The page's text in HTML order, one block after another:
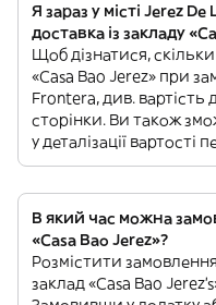
Я зараз у місті Jerez
доставка із закладу
Щоб дізнатися,
«Casa Bao Jerez» при
Frontera, див. вартість
сторінки. Ви також
у деталізації
В який час можна
«Casa Bao Jerez»?
Розмістити
заклад «Casa Bao